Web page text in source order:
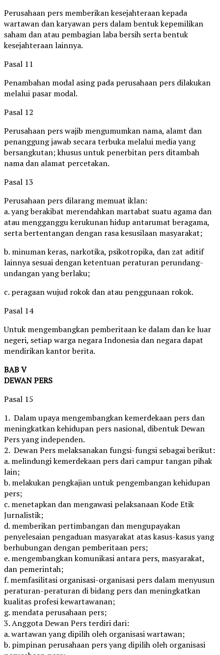
Perusahaan pers memberikan kesejahteraan kepada
wartawan dan karyawan pers dalam bentuk kepemilikan
saham dan atau pembagian laba bersih serta bentuk
kesejahteraan lainnya.
Pasal 11
Penambahan modal asing pada perusahaan pers dilakukan
melalui pasar modal.
Pasal 12
Perusahaan pers wajib mengumumkan nama, alamt dan
penanggung jawab secara terbuka melalui media yang
bersangkutan; khusus untuk penerbitan pers ditambah
nama dan alamat percetakan.
Pasal 13
Perusahaan pers dilarang memuat iklan:
a. yang berakibat merendahkan martabat suatu agama dan
atau mengganggu kerukunan hidup antarumat beragama,
serta bertentangan dengan rasa kesusilaan masyarakat;
b. minuman keras, narkotika, psikotropika, dan zat aditif
lainnya sesuai dengan ketentuan peraturan perundang-
undangan yang berlaku;
c. peragaan wujud rokok dan atau penggunaan rokok.
Pasal 14
Untuk mengembangkan pemberitaan ke dalam dan ke luar
negeri, setiap warga negara Indonesia dan negara dapat
mendirikan kantor berita.
BAB V
DEWAN PERS
Pasal 15
1. Dalam upaya mengembangkan kemerdekaan pers dan
meningkatkan kehidupan pers nasional, dibentuk Dewan
Pers yang independen.
2. Dewan Pers melaksanakan fungsi-fungsi sebagai berikut:
a. melindungi kemerdekaan pers dari campur tangan pihak
lain;
b. melakukan pengkajian untuk pengembangan kehidupan
pers;
c. menetapkan dan mengawasi pelaksanaan Kode Etik
Jurnalistik;
d. memberikan pertimbangan dan mengupayakan
penyelesaian pengaduan masyarakat atas kasus-kasus yang
berhubungan dengan pemberitaan pers;
e. mengembangkan komunikasi antara pers, masyarakat,
dan pemerintah;
f. memfasilitasi organisasi-organisasi pers dalam menyusun
peraturan-peraturan di bidang pers dan meningkatkan
kualitas profesi kewartawanan;
g. mendata perusahaan pers;
3. Anggota Dewan Pers terdiri dari:
a. wartawan yang dipilih oleh organisasi wartawan;
b. pimpinan perusahaan pers yang dipilih oleh organisasi